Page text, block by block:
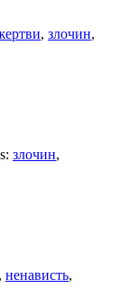
, злочин,
злочин,
ненависть,